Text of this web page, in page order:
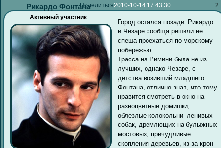
Поделиться 2
2010-10-14 17:43:30
Рикардо Фонтана
Активный участник
Город остался позади. Рикардо
и Чезаре сообща решили не
спеша проехаться по морскому
побережью.
Трасса на Римини была не из
лучших, однако Чезаре, с
детства возивший младшего
Фонтана, отлично знал, что тому
нравится смотреть в окно на
разноцветные домишки,
облезлые колокольни, ленивых
собак, дремлющих на булыжных
мостовых, причудливые
скопления деревьев, из-за крон